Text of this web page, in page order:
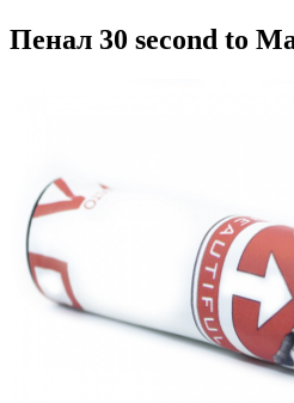
Пенал 30 second to